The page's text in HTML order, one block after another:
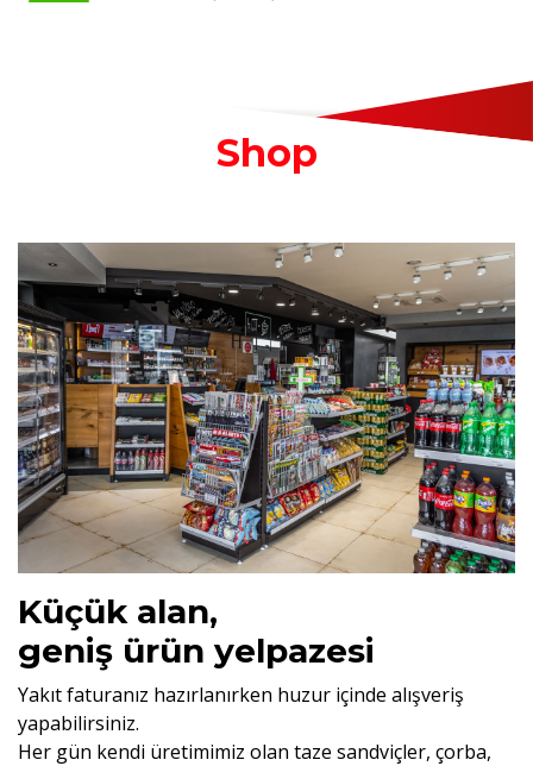
Shop
Küçük alan,
geniş ürün yelpazesi
Yakıt faturanız hazırlanırken huzur içinde alışveriş
yapabilirsiniz.
Her gün kendi üretimimiz olan taze sandviçler, çorba,